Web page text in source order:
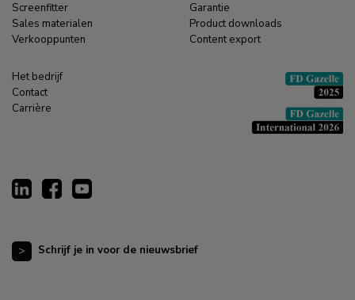
Screenfitter
Sales materialen
Verkooppunten
Garantie
Product downloads
Content export
Het bedrijf
Contact
Carrière
Schrijf je in voor de nieuwsbrief